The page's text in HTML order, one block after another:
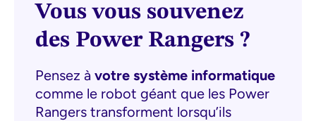
Vous vous souvenez
des Power Rangers ?
Pensez à votre système informatique
comme le robot géant que les Power
Rangers transforment lorsqu’ils